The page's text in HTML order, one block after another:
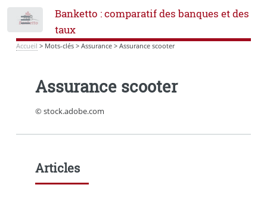
Banketto : comparatif des banques et des
taux
Accueil > Mots-clés> Assurance> Assurance scooter
Assurance scooter
© stock.adobe.com
Articles